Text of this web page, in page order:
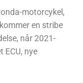
motorcykel,
en stribe
når 2021-
ECU, nye